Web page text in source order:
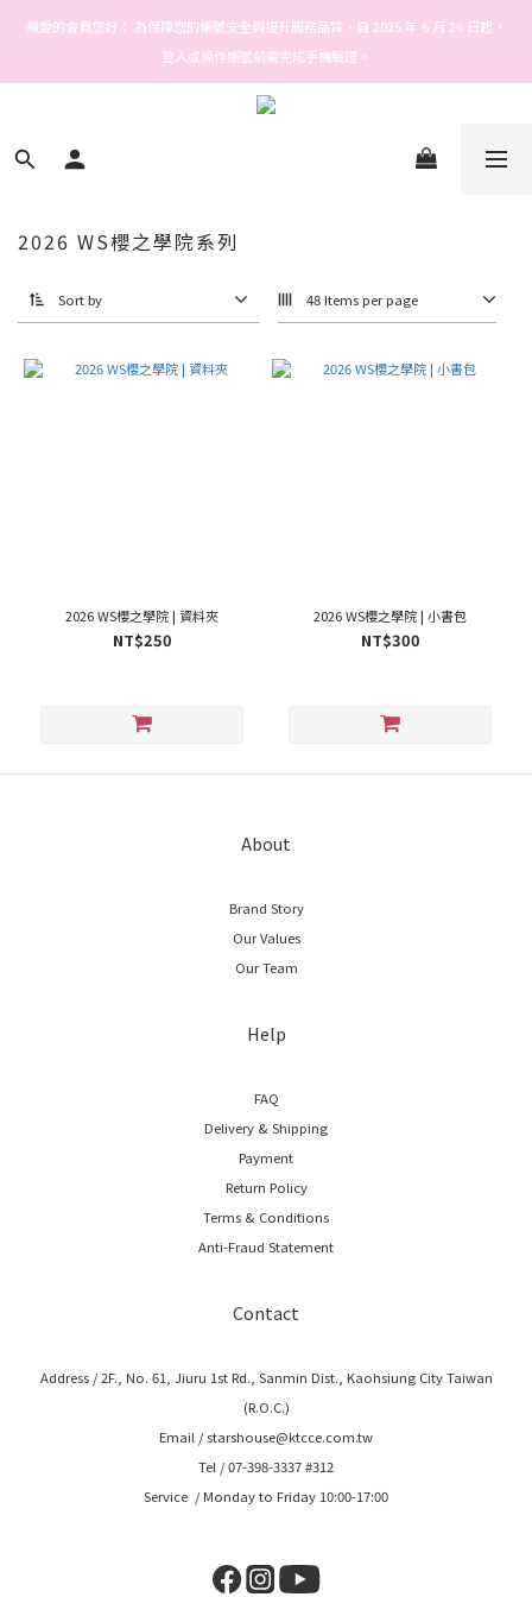
Welcome! Stars house
親愛的會員您好： 為保障您的帳號安全與提升服務品質，自 2025 年 6 月 26 日起，
登入或操作帳號前需完成手機驗證。
2026 WS櫻之學院系列
Sort by 48 Items per page
2026 WS櫻之學院 | 資料夾
NT$250
2026 WS櫻之學院 | 小書包
NT$300
About
Brand Story
Our Values
Our Team
Help
FAQ
Delivery & Shipping
Payment
Return Policy
Terms & Conditions
Anti-Fraud Statement
Contact
Address / 2F., No. 61, Jiuru 1st Rd., Sanmin Dist., Kaohsiung City Taiwan
(R.O.C.)
Email / starshouse@ktcce.com.tw
Tel / 07-398-3337 #312
Service / Monday to Friday 10:00-17:00